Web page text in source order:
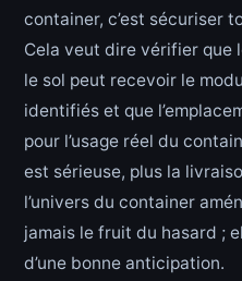
container, c’est sécuriser
Cela veut dire vérifier que
le sol peut recevoir le
identifiés et que
pour l’usage réel du
est sérieuse, plus la
l’univers du container
jamais le fruit du hasard ;
d’une bonne anticipation.